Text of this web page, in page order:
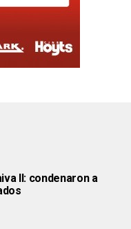
II: condenaron a